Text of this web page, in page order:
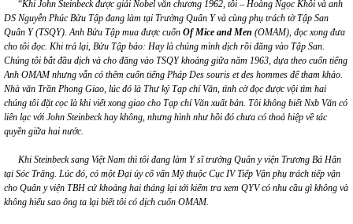
“Khi John Steinbeck được giải Nobel văn chương 1962, tôi – Hoàng Ngọc Khôi và anh
DS Nguyễn Phúc Bửu Tập đang làm tại Trường Quân Y và cùng phụ trách tờ Tập San
Quân Y (TSQY). Anh Bửu Tập mua được cuốn Of Mice and Men (OMAM), đọc xong đưa
cho tôi đọc. Khi trả lại, Bửu Tập bảo: Hay là chúng mình dịch rồi đăng vào Tập San.
Chúng tôi bắt đầu dịch và cho đăng vào TSQY khoảng giữa năm 1963, dựa theo cuốn tiếng
Anh OMAM nhưng vẫn có thêm cuốn tiếng Pháp Des souris et des hommes để tham khảo.
Nhà văn Trần Phong Giao, lúc đó là Thư ký Tạp chí Văn, tình cờđọc được vội tìm hai
chúng tôi đặt cọc là khi viết xong giao cho Tạp chí Văn xuất bản. Tôi không biết Nxb Văn có
liên lạc với John Steinbeck hay không, nhưng hình nhưhồi đó chưa có thoả hiệp về tác
quyền giữa hai nước.
Khi Steinbeck sang Việt Nam thì tôi đang làm Y sĩ trưởng Quân y viện Trương Bá Hân
tại Sóc Trăng. Lúc đó, có một Đại úycố vấn Mỹ thuộcCục IV Tiếp Vận phụ trách tiếp vận
cho Quân y viện TBH cứ khoảng hai tháng lại tới kiểm tra xem QYV có nhu cầu gì không và
không hiểu sao ông ta lại biết tôi có dịch cuốn OMAM.